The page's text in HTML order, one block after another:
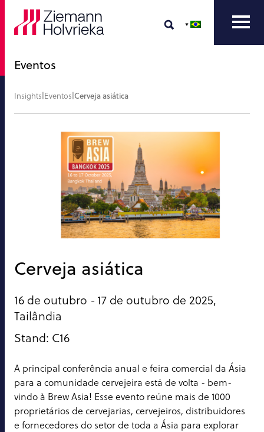
Eventos
Insights|Eventos|Cerveja asiática
Cerveja asiática
16 de outubro - 17 de outubro de 2025,
Tailândia
Stand: C16
A principal conferência anual e feira comercial da Ásia
para a comunidade cervejeira está de volta - bem-
vindo à Brew Asia! Esse evento reúne mais de 1000
proprietários de cervejarias, cervejeiros, distribuidores
e fornecedores do setor de toda a Ásia para explorar